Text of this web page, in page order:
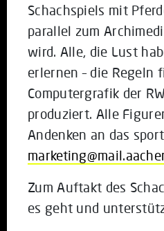
Schachspiels mit
parallel zum
wird. Alle, die Lust
erlernen – die Regeln
Computergrafik der
produziert. Alle
Andenken an das
Zum Auftakt des
es geht und